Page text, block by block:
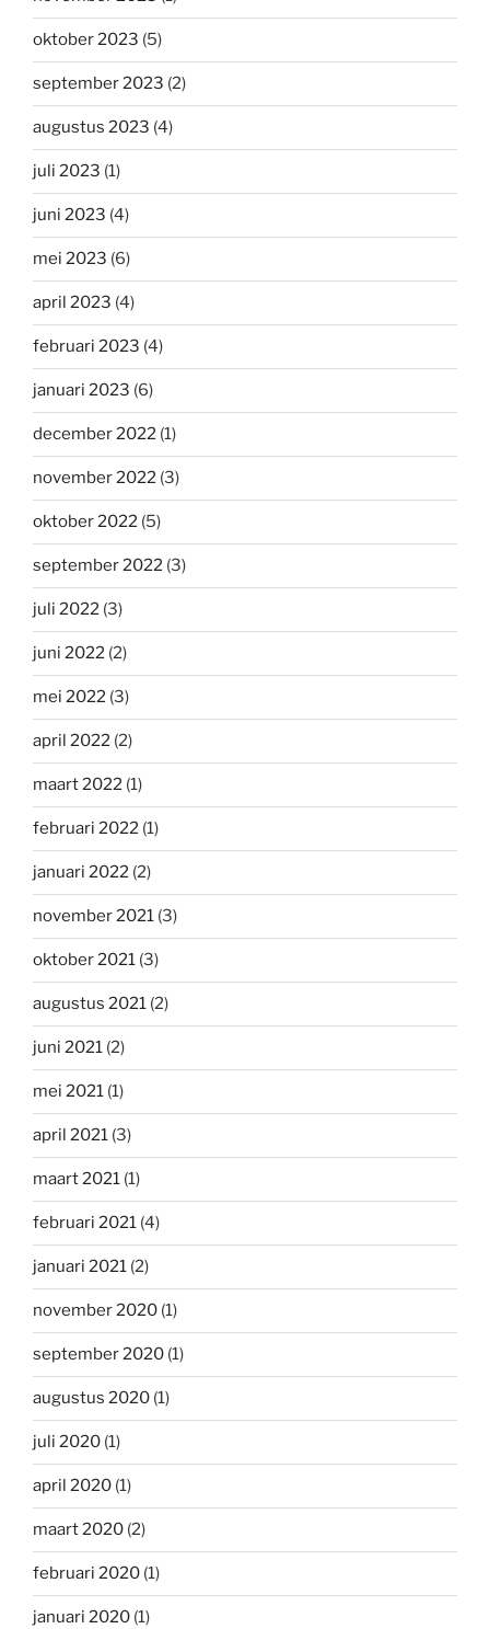
oktober 2023 (5)
september 2023 (2)
augustus 2023 (4)
juli 2023 (1)
juni 2023 (4)
mei 2023 (6)
april 2023 (4)
februari 2023 (4)
januari 2023 (6)
december 2022 (1)
november 2022 (3)
oktober 2022 (5)
september 2022 (3)
juli 2022 (3)
juni 2022 (2)
mei 2022 (3)
april 2022 (2)
maart 2022 (1)
februari 2022 (1)
januari 2022 (2)
november 2021 (3)
oktober 2021 (3)
augustus 2021 (2)
juni 2021 (2)
mei 2021 (1)
april 2021 (3)
maart 2021 (1)
februari 2021 (4)
januari 2021 (2)
november 2020 (1)
september 2020 (1)
augustus 2020 (1)
juli 2020 (1)
april 2020 (1)
maart 2020 (2)
februari 2020 (1)
januari 2020 (1)